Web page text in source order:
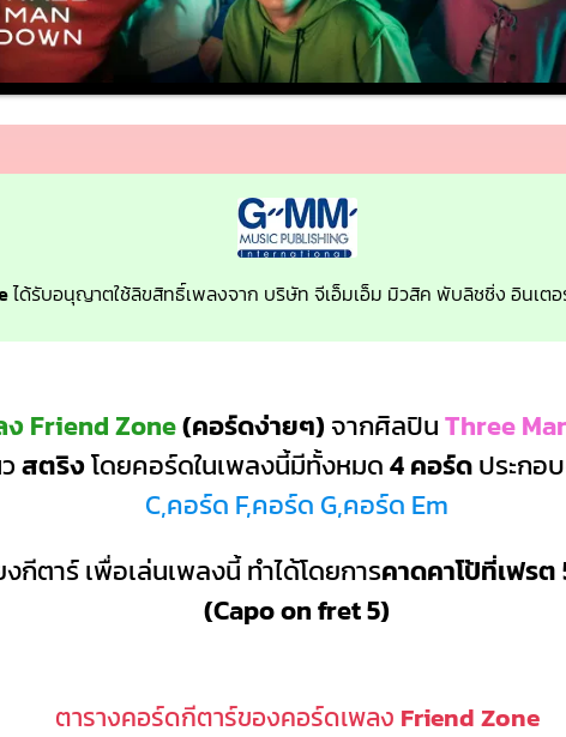
ได้รับอนุญาตใช้ลิขสิทธิ์เพลงจาก บริษัท จีเอ็มเอ็ม มิวสิค พับลิชชิ่ง อินเตอ
Friend Zone(คอร์ดง่ายๆ) จากศิลปินThree
สตริงโดยคอร์ดในเพลงนี้มีทั้งหมด4 คอร์ดประกอ
C,คอร์ด F,คอร์ด G,คอร์ด Em
งกีตาร์ เพื่อเล่นเพลงนี้ ทำได้โดยการคาดคาโป้ที่เฟร
(Capo on fret 5)
ตารางคอร์ดกีตาร์ของคอร์ดเพลง Friend Zone